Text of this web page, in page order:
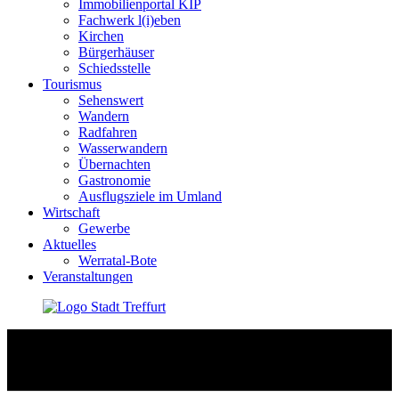
Immobilienportal KIP
Fachwerk l(i)eben
Kirchen
Bürgerhäuser
Schiedsstelle
Tourismus
Sehenswert
Wandern
Radfahren
Wasserwandern
Übernachten
Gastronomie
Ausflugsziele im Umland
Wirtschaft
Gewerbe
Aktuelles
Werratal-Bote
Veranstaltungen